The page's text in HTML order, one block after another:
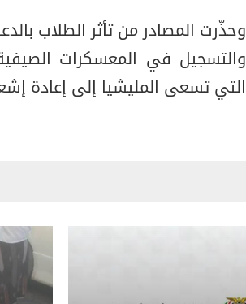
وحذّرت المصادر من تأثر الطلاب
والتسجيل في المعسكرات
التي تسعى المليشيا إلى إعادة